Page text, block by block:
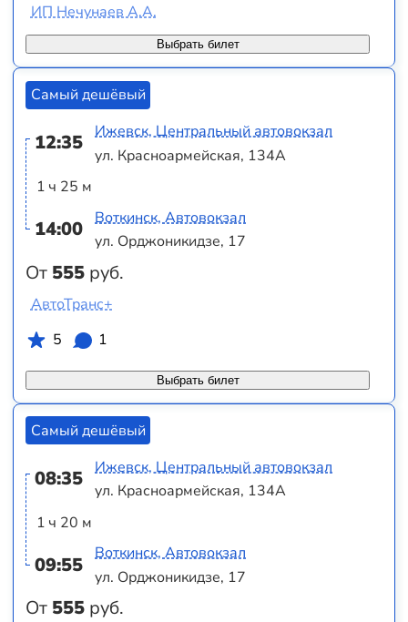
Выбрать билет
ИП Нечунаев А.А.
Самый дешёвый
12:35
1 ч 25 м
14:00
От 555 руб.
Ижевск, Центральный автовокзал
ул. Красноармейская, 134А
Воткинск, Автовокзал
ул. Орджоникидзе, 17
Выбрать билет
АвтоТранс+
5
1
Самый дешёвый
08:35
1 ч 20 м
09:55
От 555 руб.
Ижевск, Центральный автовокзал
ул. Красноармейская, 134А
Воткинск, Автовокзал
ул. Орджоникидзе, 17